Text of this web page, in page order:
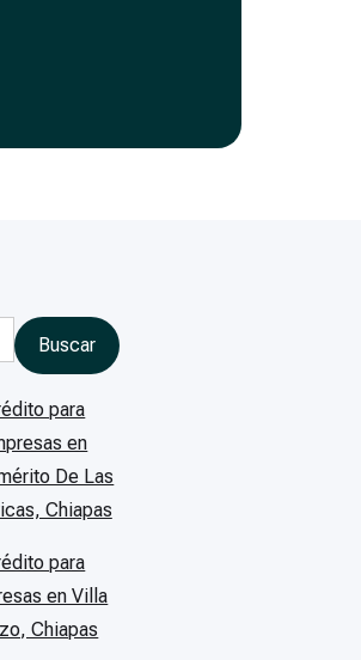
para
en
De Las
Chiapas
para
en Villa
Chiapas